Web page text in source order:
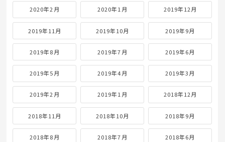
2020年2月 2020年1月 2019年12月
2019年11月 2019年10月 2019年9月
2019年8月 2019年7月 2019年6月
2019年5月 2019年4月 2019年3月
2019年2月 2019年1月 2018年12月
2018年11月 2018年10月 2018年9月
2018年8月 2018年7月 2018年6月